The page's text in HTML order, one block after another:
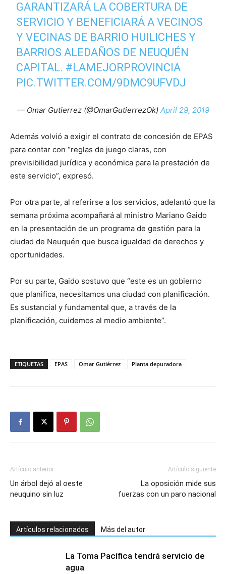
GARANTIZARÁ LA COBERTURA DE
SERVICIO Y BENEFICIARÁ A VECINOS
Y VECINAS DE BARRIO HUILICHES Y
BARRIOS ALEDAÑOS DE NEUQUÉN
CAPITAL. #LAMEJORPROVINCIA
PIC.TWITTER.COM/9DMC9UFVDJ
— Omar Gutierrez (@OmarGutierrezOk) April 29, 2019
Además volvió a exigir el contrato de concesión de EPAS
para contar con “reglas de juego claras, con
previsibilidad jurídica y económica para la prestación de
este servicio”, expresó.
Por otra parte, al referirse a los servicios, adelantó que la
semana próxima acompañará al ministro Mariano Gaido
en la presentación de un programa de gestión para la
ciudad de Neuquén que busca igualdad de derechos y
oportunidades.
Por su parte, Gaido sostuvo que “este es un gobierno
que planifica, necesitamos una ciudad con planificación.
Es sustancial y fundamental que, a través de la
planificación, cuidemos al medio ambiente”.
ETIQUETAS EPAS Omar Gutiérrez Planta depuradora
Artículo anterior
Un árbol dejó al oeste
neuquino sin luz
Artículo siguiente
La oposición mide sus
fuerzas con un paro nacional
Artículos relacionados Más del autor
La Toma Pacífica tendrá servicio de
agua